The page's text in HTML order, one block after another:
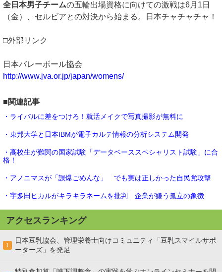
全日本男子チームの五輪出場資格に向けての激戦は6月1日
（金）、セルビアとの対決から始まる。日本チャチャチャ！
□外部リンク
日本バレーボール協会
http://www.jva.or.jp/japan/womens/
■関連記事
・ライバルに差をつけろ！就活メイクで写真撮影が無料に
・東邦大学と日本IBMが電子カルテ情報の分析システム開発
・高校生が難関の国家試験「データベーススペシャリスト試験」に合
格！
・アノニマスが「誤爆ごめんな」 でも実は正しかった自民党攻撃
・宇多田ヒカルがキラキラネームを批判 企業が嫌う孤立の象徴
アクセスランキング
1
日本豆乳協会、管理栄養士向けコミュニティ「豆乳スマイルサポ
ーターズ」を発足